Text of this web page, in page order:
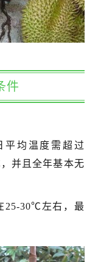
件
平均温度需超过
并且全年基本无
25-30℃左右，最